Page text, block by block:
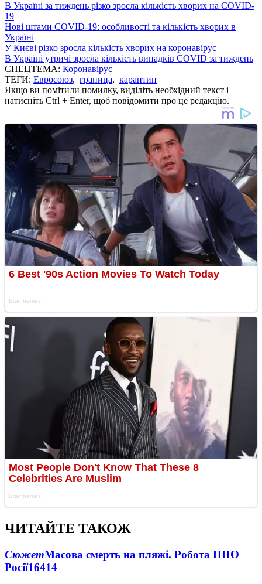
В Україні за тиждень різко зросла кількість хворих на COVID-
19
Нові штами COVID-19: особливості та кількість хворих в
Україні
У Києві різко зросла кількість хворих на коронавірус
В Україні утричі зросла кількість випадків COVID за тиждень
СПЕЦТЕМА: Коронавірус
ТЕГИ: Евросоюз, граница, карантин
Якщо ви помітили помилку, виділіть необхідний текст і
натисніть Ctrl + Enter, щоб повідомити про це редакцію.
ЧИТАЙТЕ ТАКОЖ
СюжетМасова смерть на пляжі. Робота ППО
Росії16414